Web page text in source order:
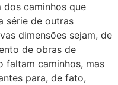
caminhos que
série de outras
dimensões sejam, de
de obras de
faltam caminhos, mas
para, de fato,